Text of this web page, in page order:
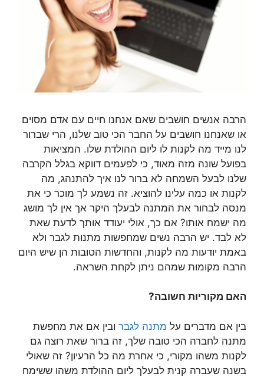
הרבה אנשים חושבים שאם אנחנו חיים עם אדם מסוים
או שאנחנו חושבים על החבר הכי טוב שלנו, הרי שברור
לנו מייד מה לקנות לו ליום ההולדת שלו. המציאות
בפועל שונה מזה מאוד, כי לפעמים דווקא בגלל הקרבה
שלנו לבעל השמחה לא ברור לנו איך להתנהג, מה
לקנות או כמה עלינו להוציא. זה נשמע לך מוכר כי את
מנסה לבחור את המתנה לבעלך היקר אך אין לך מושג
מה ישמח אותו? אם כך, אולי יעודד אותך לדעת שאת
לא לבד. יש הרבה נשים שמחפשות מתנות לגבר ולא
באמת יודעות מה לקנות, והחדשות הטובות הן שיש היום
הרבה מקומות שמהם ניתן לקחת השראה.
האם מקוריות חשובה?
בין אם מדברים על מתנה לגבר ובין אם את מחפשת
מתנה לחברה הכי טובה שלך, זה ברור שאת רוצה גם
לקנות משהו מקורי, כי אחרת מה כל הרעיון? זה שאולי
בשנה שעברה קנית לבעלך ליום ההולדת משהו ששימח